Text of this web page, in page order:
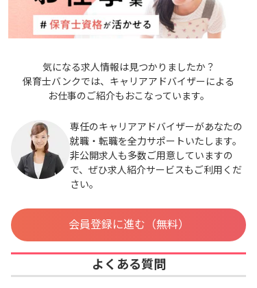
気になる求人情報は見つかりましたか？
保育士バンクでは、キャリアアドバイザーによる
お仕事のご紹介もおこなっています。
専任のキャリアアドバイザーがあなたの
就職・転職を全力サポートいたします。
非公開求人も多数ご用意していますの
で、ぜひ求人紹介サービスもご利用くだ
さい。
会員登録に進む（無料）
よくある質問